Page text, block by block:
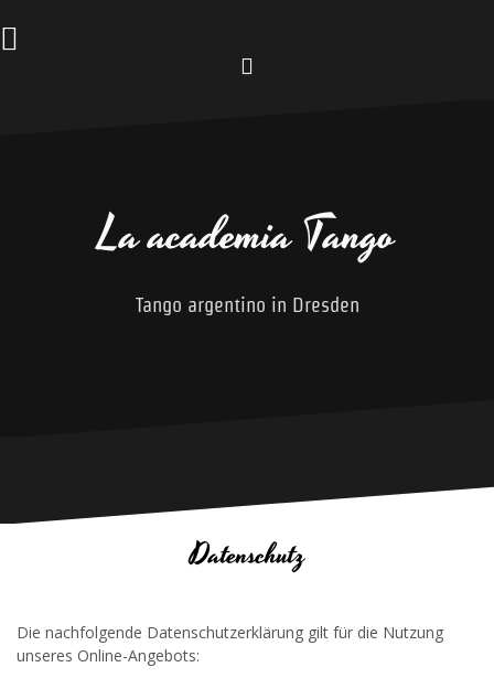
Inhalt
springen
La academia Tango
Tango argentino in Dresden
Datenschutz
Die nachfolgende Datenschutzerklärung gilt für die Nutzung
unseres Online-Angebots: